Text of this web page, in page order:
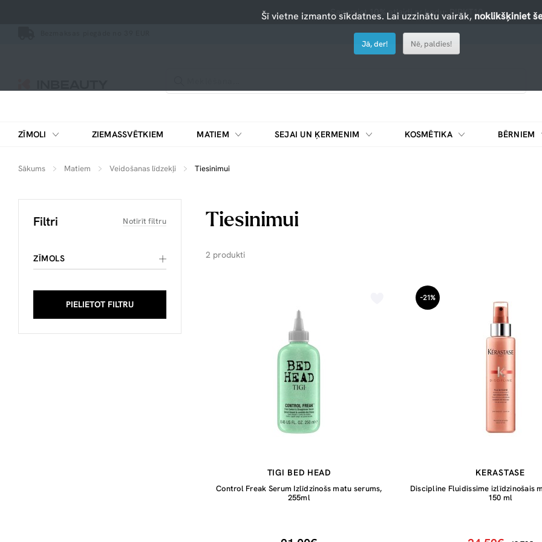
Saņemiet 10% atlaidi ar kodu: PIRKT10
ZĪMOLI ZIEMASSVĒTKIEM MATIEM SEJAI UN ĶERMENIM KOSMĒTIKA BĒRNIEM
Sākums Matiem Veidošanas līdzekļi Tiesinimui
Filtri Notīrīt filtru
ZĪMOLS
PIELIETOT FILTRU
Tiesinimui
2 produkti
TIGI BED HEAD
Control Freak Serum Izlīdzinošs matu serums,
255ml
-21%
KERASTASE
Discipline Fluidissime izlīdzinošais
150 ml
Šī vietne izmanto sīkdatnes. Lai uzzinātu vairāk, noklikšķiniet
Jā, der! Nē, paldies!